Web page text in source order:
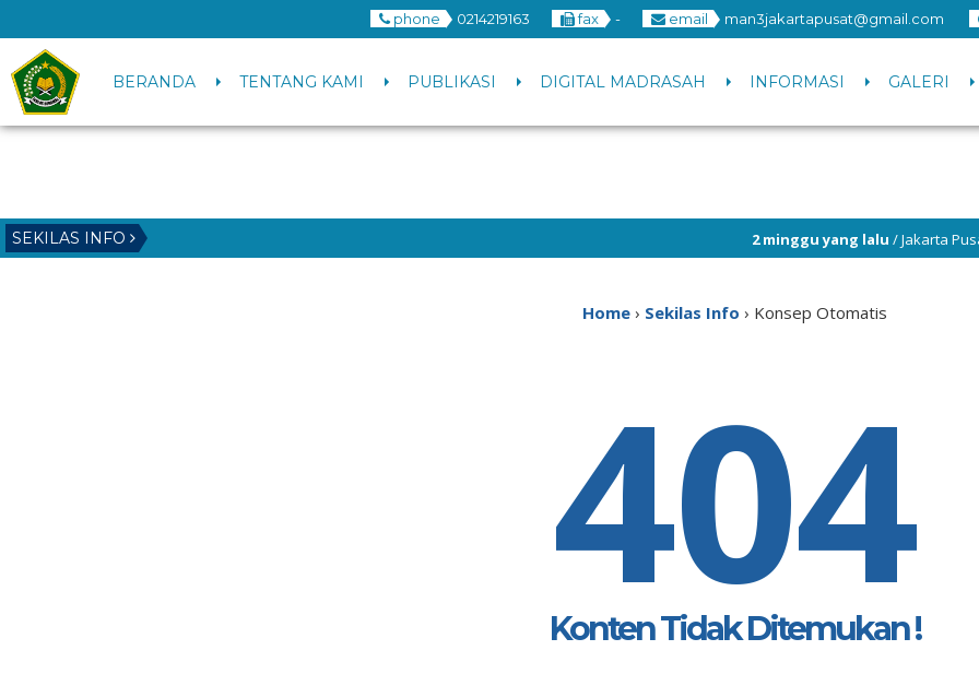
phone 0214219163 fax - email man3jakartapusat@gmail.com
BERANDA TENTANG KAMI PUBLIKASI DIGITAL MADRASAH INFORMASI GALERI
SEKILAS INFO 2 minggu yang lalu/ Jakarta Pusat
Home› Sekilas Info › Konsep Otomatis
404
Konten Tidak Ditemukan !